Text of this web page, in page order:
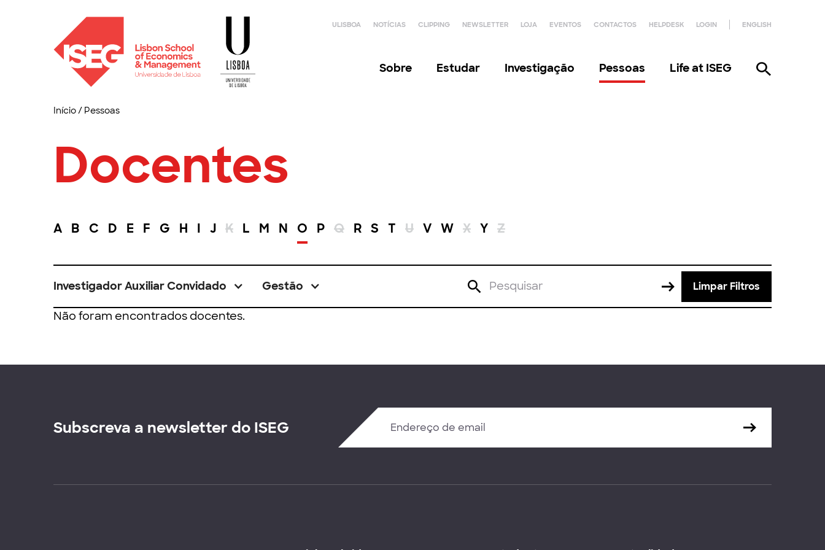
ULISBOA NOTÍCIAS CLIPPING NEWSLETTER LOJA EVENTOS CONTACTOS HELPDESK LOGIN ENGLISH
Sobre Estudar Investigação Pessoas Life at ISEG
Início/ Pessoas
Docentes
A B C D E F G H I J K L M N O P Q R S T U V W X Y Z
Investigador Auxiliar Convidado Gestão Limpar Filtros
Não foram encontrados docentes.
Subscreva a newsletter do ISEG